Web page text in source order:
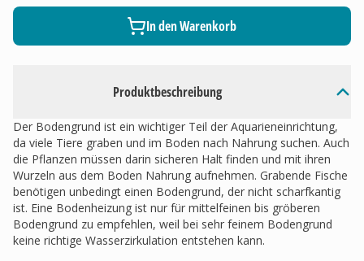
Produktbeschreibung
Der Bodengrund ist ein wichtiger Teil der Aquarieneinrichtung,
da viele Tiere graben und im Boden nach Nahrung suchen. Auch
die Pflanzen müssen darin sicheren Halt finden und mit ihren
Wurzeln aus dem Boden Nahrung aufnehmen. Grabende Fische
benötigen unbedingt einen Bodengrund, der nicht scharfkantig
ist. Eine Bodenheizung ist nur für mittelfeinen bis gröberen
Bodengrund zu empfehlen, weil bei sehr feinem Bodengrund
keine richtige Wasserzirkulation entstehen kann.
In den Warenkorb